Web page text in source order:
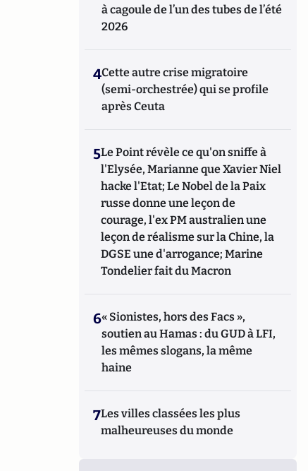
à cagoule de l’un des tubes de l’été
2026
4Cette autre crise migratoire
(semi-orchestrée) qui se profile
après Ceuta
5Le Point révèle ce qu'on sniffe à
l'Elysée, Marianne que Xavier Niel
hacke l'Etat; Le Nobel de la Paix
russe donne une leçon de
courage, l'ex PM australien une
leçon de réalisme sur la Chine, la
DGSE une d'arrogance; Marine
Tondelier fait du Macron
6« Sionistes, hors des Facs »,
soutien au Hamas : du GUD à LFI,
les mêmes slogans, la même
haine
7Les villes classées les plus
malheureuses du monde